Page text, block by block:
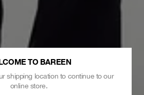
TO BAREEN
shipping location to continue to our
online store.